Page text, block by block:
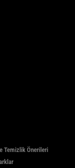
Temizlik Önerileri